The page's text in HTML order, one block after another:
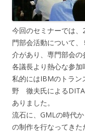
今回のセミナーでは
門部会活動について
介があり、専門部会の
各議長より熱心な参加
私的にはIBMのトラン
野 徹夫氏によるDITA
ありました。
流石に、GMLの時代
の制作を行なってき